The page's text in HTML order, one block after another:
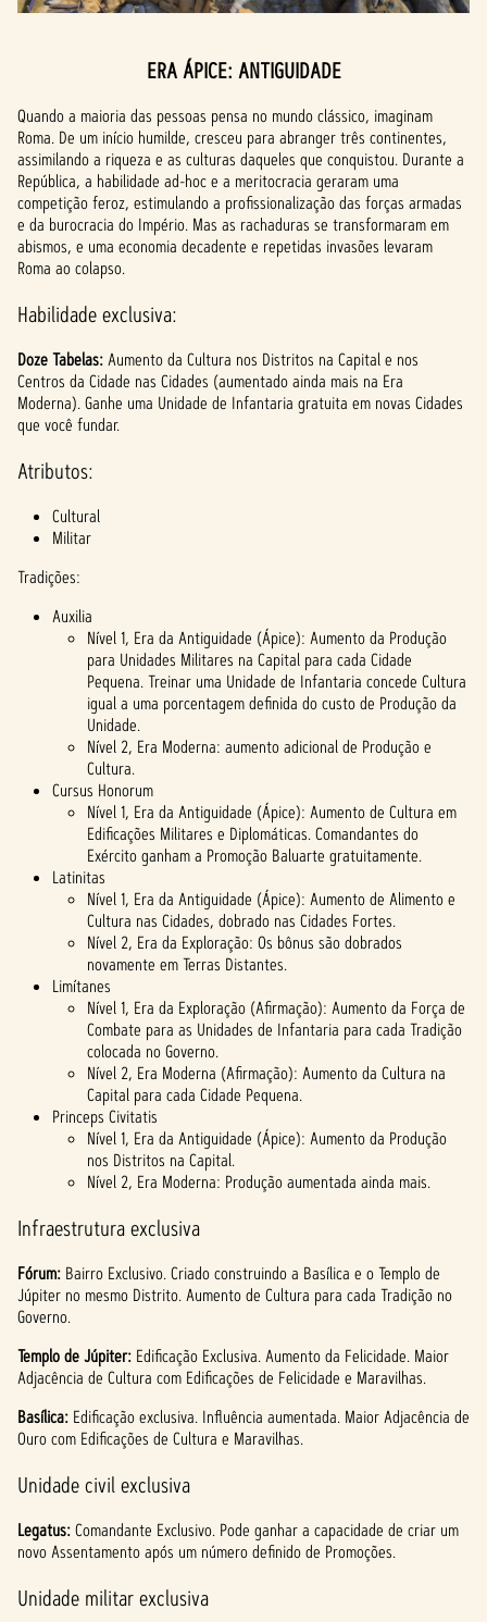
ERA ÁPICE: ANTIGUIDADE
Quando a maioria das pessoas pensa no mundo clássico, imaginam
Roma. De um início humilde, cresceu para abranger três continentes,
assimilando a riqueza e as culturas daqueles que conquistou. Durante a
República, a habilidade ad-hoc e a meritocracia geraram uma
competição feroz, estimulando a profissionalização das forças armadas
e da burocracia do Império. Mas as rachaduras se transformaram em
abismos, e uma economia decadente e repetidas invasões levaram
Roma ao colapso.
Habilidade exclusiva:
Doze Tabelas:Aumento da Cultura nos Distritos na Capital e nos
Centros da Cidade nas Cidades (aumentado ainda mais na Era
Moderna). Ganhe uma Unidade de Infantaria gratuita em novas Cidades
que você fundar.
Atributos:
Cultural
Militar
Tradições:
Auxilia
Nível 1, Era da Antiguidade (Ápice): Aumento da Produção
para Unidades Militares na Capital para cada Cidade
Pequena. Treinar uma Unidade de Infantaria concede Cultura
igual a uma porcentagem definida do custo de Produção da
Unidade.
Nível 2, Era Moderna: aumento adicional de Produção e
Cultura.
Cursus Honorum
Nível 1, Era da Antiguidade (Ápice): Aumento de Cultura em
Edificações Militares e Diplomáticas. Comandantes do
Exército ganham a Promoção Baluarte gratuitamente.
Latinitas
Nível 1, Era da Antiguidade (Ápice): Aumento de Alimento e
Cultura nas Cidades, dobrado nas Cidades Fortes.
Nível 2, Era da Exploração: Os bônus são dobrados
novamente em Terras Distantes.
Limítanes
Nível 1, Era da Exploração (Afirmação): Aumento da Força de
Combate para as Unidades de Infantaria para cada Tradição
colocada no Governo.
Nível 2, Era Moderna (Afirmação): Aumento da Cultura na
Capital para cada Cidade Pequena.
Princeps Civitatis
Nível 1, Era da Antiguidade (Ápice): Aumento da Produção
nos Distritos na Capital.
Nível 2, Era Moderna: Produção aumentada ainda mais.
Infraestrutura exclusiva
Fórum: Bairro Exclusivo. Criado construindo a Basílica e o Templo de
Júpiter no mesmo Distrito. Aumento de Cultura para cada Tradição no
Governo.
Templo de Júpiter: Edificação Exclusiva. Aumento da Felicidade. Maior
Adjacência de Cultura com Edificações de Felicidade e Maravilhas.
Basílica: Edificação exclusiva. Influência aumentada. Maior Adjacência de
Ouro com Edificações de Cultura e Maravilhas.
Unidade civil exclusiva
Legatus:Comandante Exclusivo. Pode ganhar a capacidade de criar um
novo Assentamento após um número definido de Promoções.
Unidade militar exclusiva